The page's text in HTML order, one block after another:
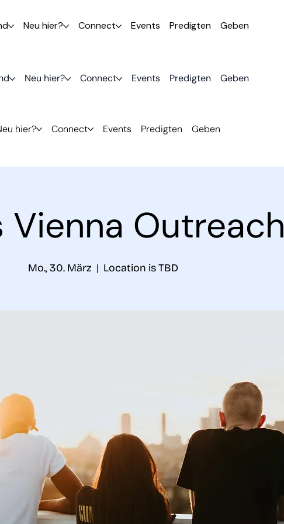
hier? Connect Events Predigten Geben
Neu hier? Connect Events Predigten Geben
Neu hier? Connect Events Predigten Geben
Vienna Outreach
Mo., 30. März
  |
Location is TBD